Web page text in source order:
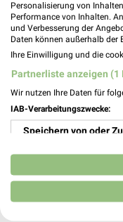
Personalisierung von
Performance von Inhalten.
und Verbesserung der
Daten können außerhalb der
Ihre Einwilligung und die
Partnerliste anzeigen (1
Wir nutzen Ihre Daten für
IAB-Verarbeitungszwecke:
Speichern von oder
Verwendung
Erstellung von